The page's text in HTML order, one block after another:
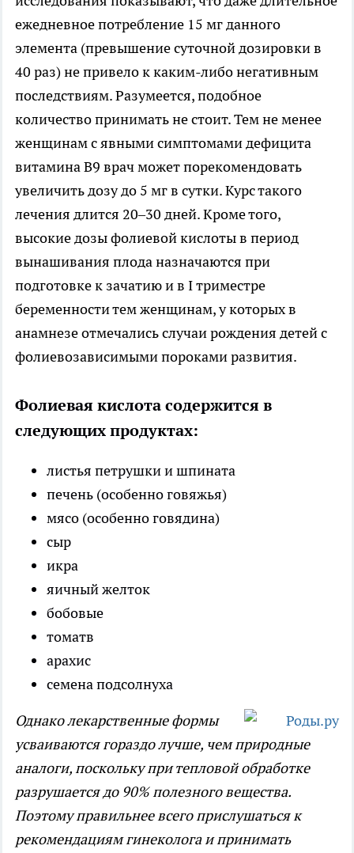
ежедневное потребление 15 мг данного
элемента (превышение суточной дозировки в
40 раз) не привело к каким-либо негативным
последствиям. Разумеется, подобное
количество принимать не стоит. Тем не менее
женщинам с явными симптомами дефицита
витамина В9 врач может порекомендовать
увеличить дозу до 5 мг в сутки. Курс такого
лечения длится 20–30 дней. Кроме того,
высокие дозы фолиевой кислоты в период
вынашивания плода назначаются при
подготовке к зачатию и в I триместре
беременности тем женщинам, у которых в
анамнезе отмечались случаи рождения детей с
фолиевозависимыми пороками развития.
Фолиевая кислота содержится в
следующих продуктах:
листья петрушки и шпината
печень (особенно говяжья)
мясо (особенно говядина)
сыр
икра
яичный желток
бобовые
томатв
арахис
семена подсолнуха
Однако лекарственные формы
усваиваются гораздо лучше, чем природные
аналоги, поскольку при тепловой обработке
разрушается до 90% полезного вещества.
Поэтому правильнее всего прислушаться к
рекомендациям гинеколога и принимать